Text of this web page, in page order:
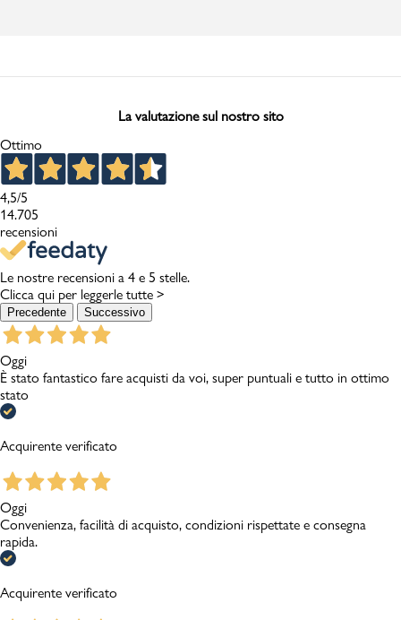
La valutazione sul nostro sito
Ottimo
4,5/5
14.705
recensioni
Le nostre recensioni a 4 e 5 stelle.
Clicca qui per leggerle tutte >
Precedente Successivo
Oggi
È stato fantastico fare acquisti da voi, super puntuali e tutto in ottimo
stato
Acquirente verificato
Oggi
Convenienza, facilità di acquisto, condizioni rispettate e consegna
rapida.
Acquirente verificato